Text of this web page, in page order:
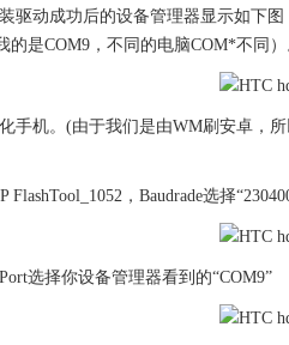
驱动成功后的设备管理器显示如下
的是COM9，不同的电脑COM*不同）
手机。(由于我们是由WM刷安卓，
FlashTool_1052，Baudrade选择
选择你设备管理器看到的“COM9”